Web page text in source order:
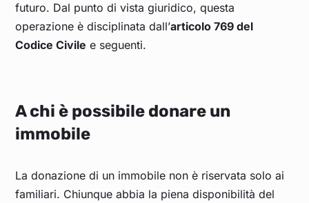
futuro. Dal punto di vista giuridico, questa
operazione è disciplinata dall’articolo 769 del
Codice Civile e seguenti.
A chi è possibile donare un
immobile
La donazione di un immobile non è riservata solo ai
familiari. Chiunque abbia la piena disponibilità del